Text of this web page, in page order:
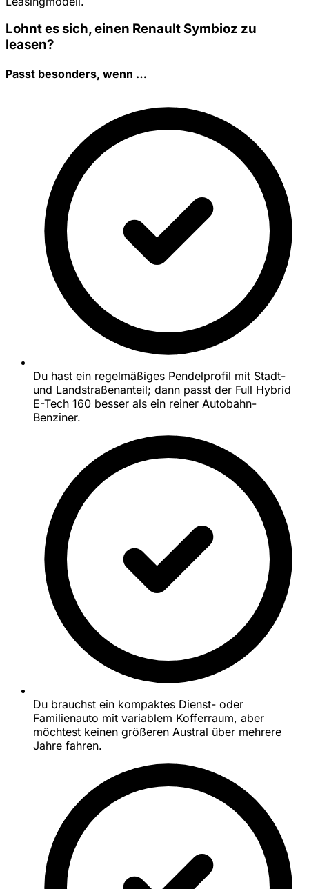
Lohnt es sich, einen Renault Symbioz zu
leasen?
Passt besonders, wenn …
Du hast ein regelmäßiges Pendelprofil mit Stadt-
und Landstraßenanteil; dann passt der Full Hybrid
E-Tech 160 besser als ein reiner Autobahn-
Benziner.
Du brauchst ein kompaktes Dienst- oder
Familienauto mit variablem Kofferraum, aber
möchtest keinen größeren Austral über mehrere
Jahre fahren.